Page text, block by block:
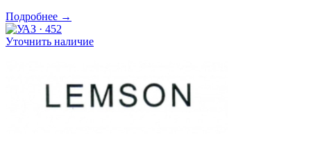
Подробнее →
Уточнить наличие